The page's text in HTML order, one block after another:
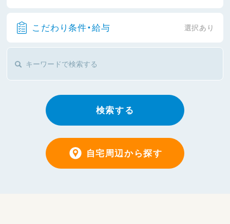
こだわり条件・給与 選択あり
検索する
自宅周辺から探す